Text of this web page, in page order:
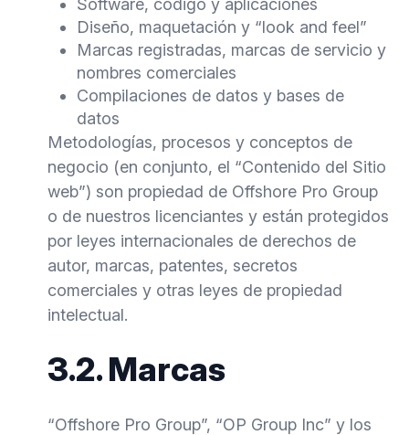
Diseño, maquetación y “look and feel”
Marcas registradas, marcas de servicio y
nombres comerciales
Compilaciones de datos y bases de
datos
Metodologías, procesos y conceptos de
negocio (en conjunto, el “Contenido del Sitio
web”) son propiedad de Offshore Pro Group
o de nuestros licenciantes y están protegidos
por leyes internacionales de derechos de
autor, marcas, patentes, secretos
comerciales y otras leyes de propiedad
intelectual.
3.2. Marcas
“Offshore Pro Group”, “OP Group Inc” y los